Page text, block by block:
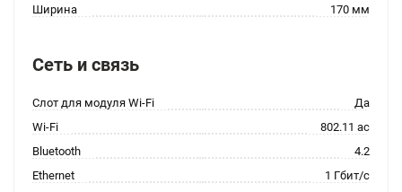
Ширина
170 мм
Сеть и связь
Слот для модуля Wi-Fi
Да
Wi-Fi
802.11 ac
Bluetooth
4.2
Ethernet
1 Гбит/с